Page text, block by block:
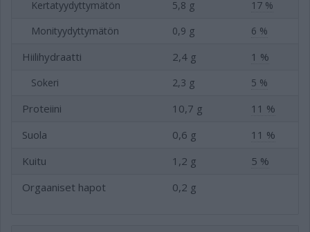
Kertatyydyttymätön
5,8 g
17 %
Monityydyttymätön
0,9 g 6 %
Hiilihydraatti 2,4 g 1 %
Sokeri 2,3 g 5 %
Proteiini 10,7 g
11 %
Suola
0,6 g
11 %
Kuitu
1,2 g
5 %
Orgaaniset hapot
0,2 g